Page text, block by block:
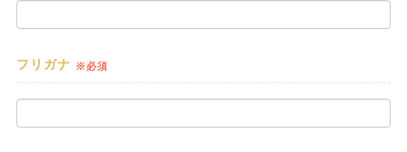
フリガナ ※必須